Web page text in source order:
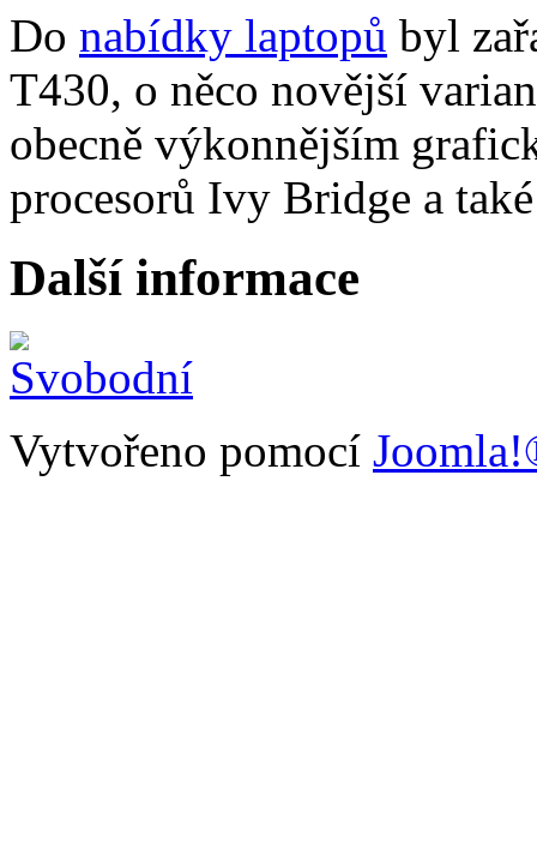
Do nabídky laptopů byl
T430, o něco novější
obecně výkonnějším
procesorů Ivy Bridge a
Další informace
Vytvořeno pomocí